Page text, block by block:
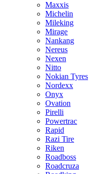
Maxxis
Michelin
Mileking
Mirage
Nankang
Nereus
Nexen
Nitto
Nokian Tyres
Nordexx
Onyx
Ovation
Pirelli
Powertrac
Rapid
Razi Tire
Riken
Roadboss
Roadcruza